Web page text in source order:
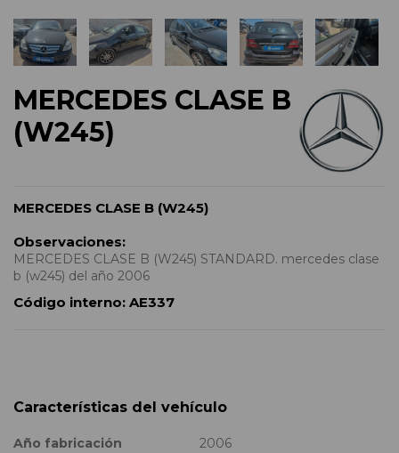
MERCEDES CLASE B
(W245)
MERCEDES CLASE B (W245)
Observaciones:
MERCEDES CLASE B (W245) STANDARD. mercedes clase
b (w245) del año 2006
Código interno: AE337
Características del vehículo
Año fabricación
2006